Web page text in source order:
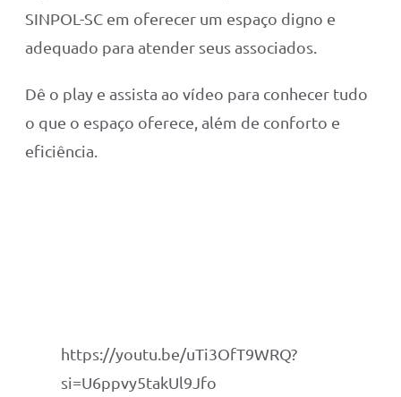
SINPOL-SC em oferecer um espaço digno e
adequado para atender seus associados.
Dê o play e assista ao vídeo para conhecer tudo
o que o espaço oferece, além de conforto e
eficiência.
https://youtu.be/uTi3OfT9WRQ?
si=U6ppvy5takUl9Jfo